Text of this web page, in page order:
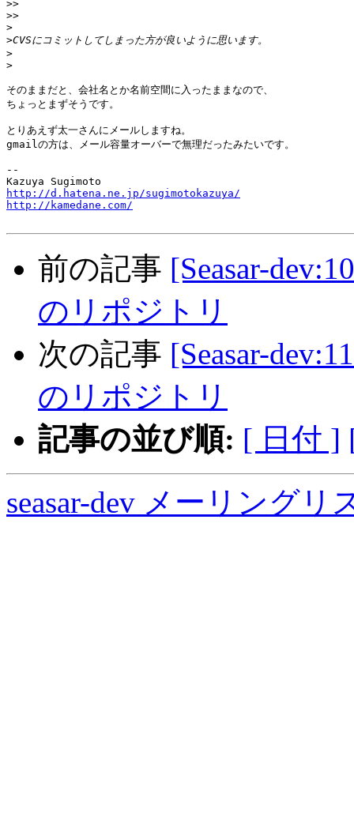
>>
>>
>
>
>
>
そのままだと、会社名とか名前空間に入ったままなので、
ちょっとまずそうです。
とりあえず太一さんにメールしますね。
gmailの方は、メール容量オーバーで無理だったみたいです。
--
http://d.hatena.ne.jp/sugimotokazuya/
http://kamedane.com/
前の記事 [Seasar-
のリポジトリ
次の記事 [Seasar-
のリポジトリ
記事の並び順: [ 日付 ]
seasar-dev メーリングリ